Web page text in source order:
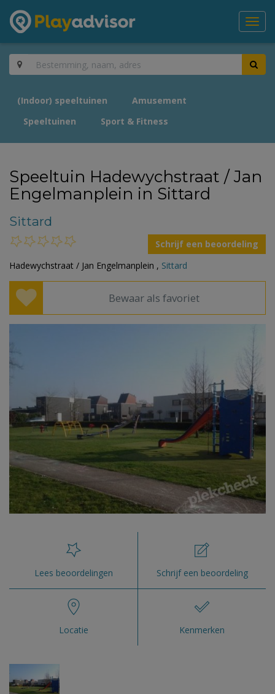
(Indoor) speeltuinen
Amusement
Speeltuinen
Sport & Fitness
Speeltuin Hadewychstraat / Jan
Engelmanplein in Sittard
Sittard
Schrijf een beoordeling
Hadewychstraat / Jan Engelmanplein , Sittard
Bewaar als favoriet
Lees beoordelingen Schrijf een beoordeling
Locatie Kenmerken